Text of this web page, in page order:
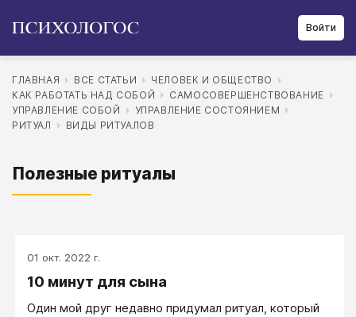
Войти
ГЛАВНАЯ ВСЕ СТАТЬИ
ЧЕЛОВЕК И ОБЩЕСТВО
КАК РАБОТАТЬ НАД СОБОЙ
САМОСОВЕРШЕНСТВОВАНИЕ
УПРАВЛЕНИЕ СОБОЙ
УПРАВЛЕНИЕ СОСТОЯНИЕМ
РИТУАЛ
ВИДЫ РИТУАЛОВ
Полезные ритуалы
01 окт. 2022 г.
10 минут для сына
Один мой друг недавно придумал ритуал, который